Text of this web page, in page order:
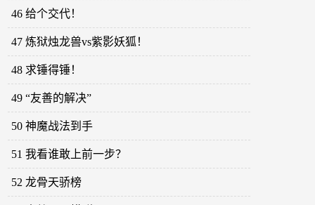
46 给个交代！
47 炼狱烛龙兽vs紫影妖狐！
48 求锤得锤！
49 “友善的解决”
50 神魔战法到手
51 我看谁敢上前一步？
52 龙骨天骄榜